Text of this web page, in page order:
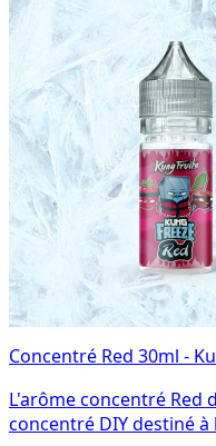
Concentré Red 30ml -
L'arôme concentré Red
concentré DIY destiné